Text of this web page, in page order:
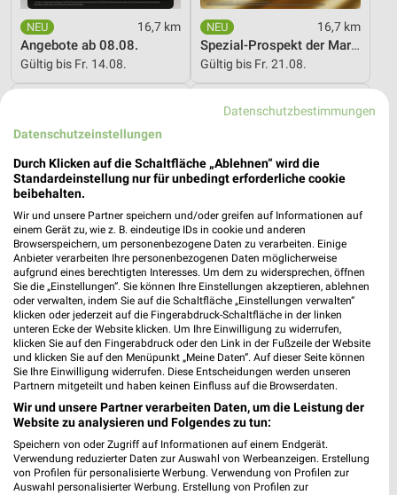
16,7 km
Angebote ab 08.08.
Gültig bis Fr. 14.08.
16,7 km
Spezial-Prospekt der Marken
Gültig bis Fr. 21.08.
16,7 km
Angebote ab 08.08.
Gültig bis Fr. 14.08.
XXXLutz
16,7 km
Küchen Preishits!
Gültig bis Fr. 21.08.
XXXLutz XXXLutz
Datenschutzbestimmungen
Datenschutzeinstellungen
Durch Klicken auf die Schaltfläche „Ablehnen“ wird die
Standardeinstellung nur für unbedingt erforderliche cookie
beibehalten.
Wir und unsere Partner speichern und/oder greifen auf Informationen auf
einem Gerät zu, wie z. B. eindeutige IDs in cookie und anderen
Browserspeichern, um personenbezogene Daten zu verarbeiten. Einige
Anbieter verarbeiten Ihre personenbezogenen Daten möglicherweise
aufgrund eines berechtigten Interesses. Um dem zu widersprechen, öffnen
Sie die „Einstellungen“. Sie können Ihre Einstellungen akzeptieren, ablehnen
oder verwalten, indem Sie auf die Schaltfläche „Einstellungen verwalten“
klicken oder jederzeit auf die Fingerabdruck-Schaltfläche in der linken
unteren Ecke der Website klicken. Um Ihre Einwilligung zu widerrufen,
klicken Sie auf den Fingerabdruck oder den Link in der Fußzeile der Website
und klicken Sie auf den Menüpunkt „Meine Daten“. Auf dieser Seite können
Sie Ihre Einwilligung widerrufen. Diese Entscheidungen werden unseren
Partnern mitgeteilt und haben keinen Einfluss auf die Browserdaten.
Wir und unsere Partner verarbeiten Daten, um die Leistung der
Website zu analysieren und Folgendes zu tun:
Speichern von oder Zugriff auf Informationen auf einem Endgerät.
Verwendung reduzierter Daten zur Auswahl von Werbeanzeigen. Erstellung
von Profilen für personalisierte Werbung. Verwendung von Profilen zur
Auswahl personalisierter Werbung. Erstellung von Profilen zur